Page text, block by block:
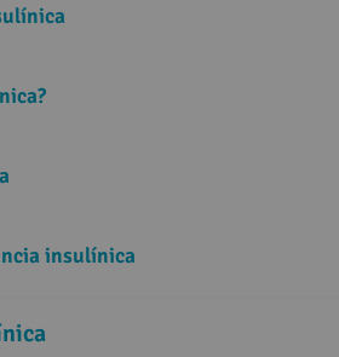
insulínica